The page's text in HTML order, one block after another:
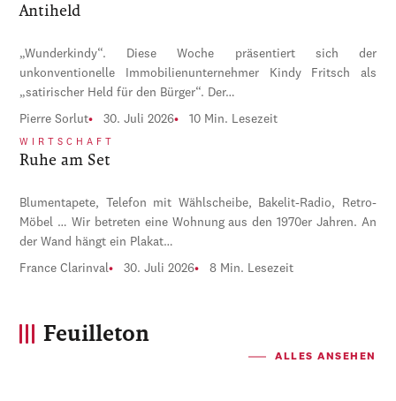
Antiheld
„Wunderkindy“. Diese Woche präsentiert sich der
unkonventionelle Immobilienunternehmer Kindy Fritsch als
„satirischer Held für den Bürger“. Der…
Pierre Sorlut 30. Juli 2026 10 Min. Lesezeit
WIRTSCHAFT
Ruhe am Set
Blumentapete, Telefon mit Wählscheibe, Bakelit-Radio, Retro-
Möbel … Wir betreten eine Wohnung aus den 1970er Jahren. An
der Wand hängt ein Plakat…
France Clarinval 30. Juli 2026 8 Min. Lesezeit
Feuilleton
ALLES ANSEHEN